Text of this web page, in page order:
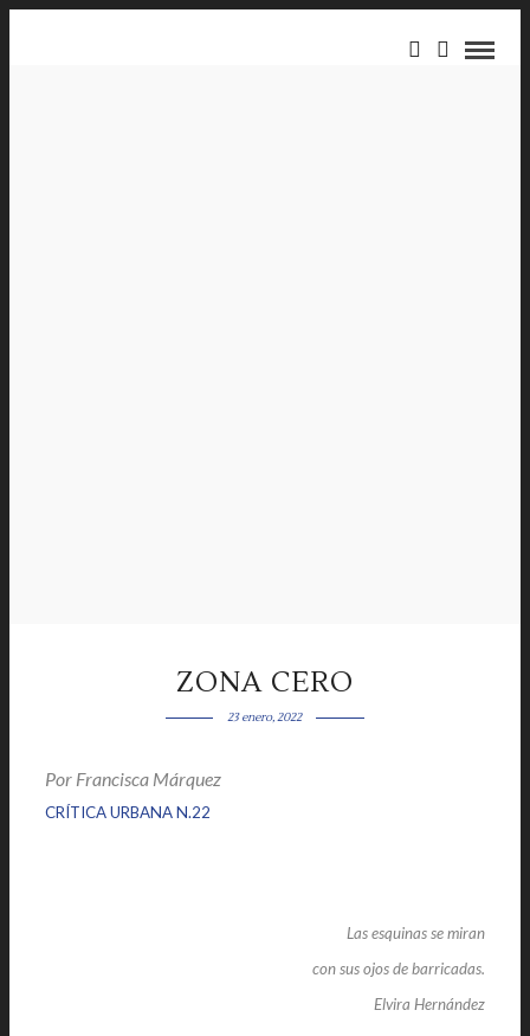
ZONA CERO
23 enero, 2022
Por Francisca Márquez
CRÍTICA URBANA N.22
Las esquinas se miran
con sus ojos de barricadas.
Elvira Hernández